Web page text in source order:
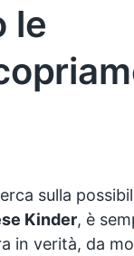
le
sulla
Kinder, è
in verità, da